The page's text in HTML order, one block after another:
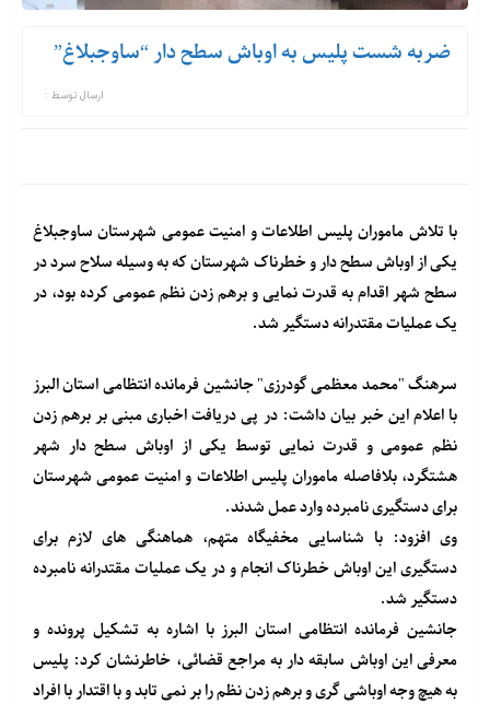
ضربه شست پلیس به اوباش سطح دار “ساوجبلاغ”
ارسال توسط :
با تلاش ماموران پلیس اطلاعات و امنیت عمومی شهرستان ساوجبلاغ
یکی از اوباش سطح دار و خطرناک شهرستان که به وسیله سلاح سرد در
سطح شهر اقدام به قدرت نمایی و برهم زدن نظم عمومی کرده بود، در
یک عملیات مقتدرانه دستگیر شد.
سرهنگ "محمد معظمی گودرزی" جانشین فرمانده انتظامی استان البرز
با اعلام این خبر بیان داشت: در پی دریافت اخباری مبنی بر برهم زدن
نظم عمومی و قدرت نمایی توسط یکی از اوباش سطح دار شهر
هشتگرد، بلافاصله ماموران پلیس اطلاعات و امنیت عمومی شهرستان
برای دستگیری نامبرده وارد عمل شدند.
وی افزود: با شناسایی مخفیگاه متهم، هماهنگی های لازم برای
دستگیری این اوباش خطرناک انجام و در یک عملیات مقتدرانه نامبرده
دستگیر شد.
جانشین فرمانده انتظامی استان البرز با اشاره به تشکیل پرونده و
معرفی این اوباش سابقه دار به مراجع قضائی، خاطرنشان کرد: پلیس
به هیچ وجه اوباشی گری و برهم زدن نظم را بر نمی تابد و با اقتدار با افراد